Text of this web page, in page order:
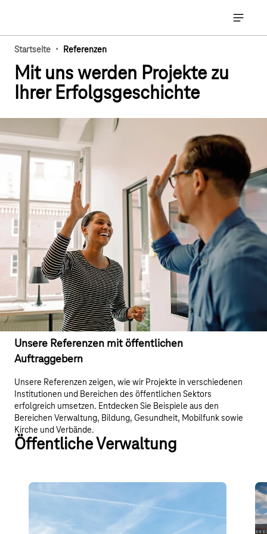
Startseite · Referenzen
Mit uns werden Projekte zu
Ihrer Erfolgsgeschichte
Unsere Referenzen mit öffentlichen
Auftraggebern
Unsere Referenzen zeigen, wie wir Projekte in verschiedenen
Institutionen und Bereichen des öffentlichen Sektors
erfolgreich umsetzen. Entdecken Sie Beispiele aus den
Bereichen Verwaltung, Bildung, Gesundheit, Mobilfunk sowie
Kirche und Verbände.
Öffentliche Verwaltung
Deutsche Rentenversicherung
Hessen